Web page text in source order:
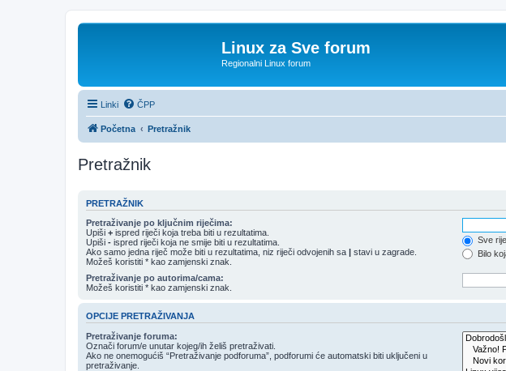
Linux za Sve forum
Regionalni Linux forum
Linki ČPP
Početna Pretražnik
Pretražnik
PRETRAŽNIK
Pretraživanje po ključnim riječima:
Upiši + ispred riječi koja treba biti u rezultatima.
Upiši - ispred riječi koja ne smije biti u rezultatima.
Ako samo jedna riječ može biti u rezultatima, niz riječi odvojenih sa | stavi u zagrade.
Možeš koristiti * kao zamjenski znak.
Sve
Bilo
Pretraživanje po autorima/cama:
Možeš koristiti * kao zamjenski znak.
OPCIJE PRETRAŽIVANJA
Pretraživanje foruma:
Označi forum/e unutar kojeg/ih želiš pretraživati.
Ako ne onemogućiš “Pretraživanje podforuma”, podforumi će automatski biti uključeni u
pretraživanje.